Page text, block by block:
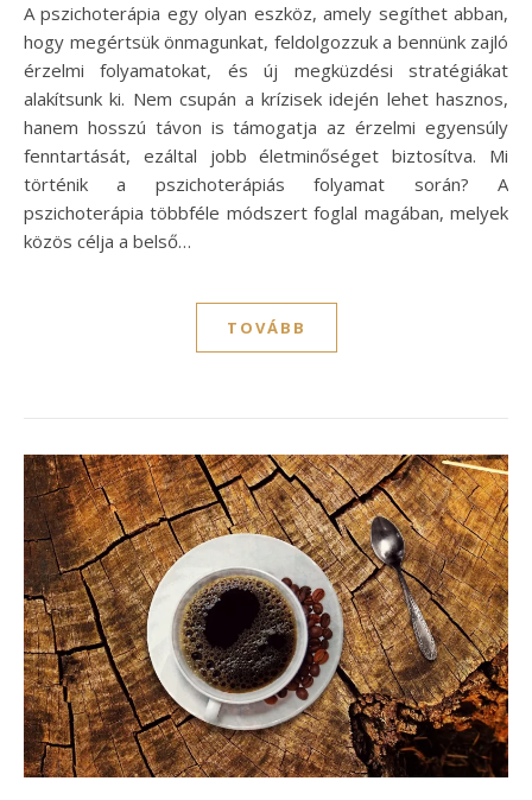
A pszichoterápia egy olyan eszköz, amely segíthet abban,
hogy megértsük önmagunkat, feldolgozzuk a bennünk zajló
érzelmi folyamatokat, és új megküzdési stratégiákat
alakítsunk ki. Nem csupán a krízisek idején lehet hasznos,
hanem hosszú távon is támogatja az érzelmi egyensúly
fenntartását, ezáltal jobb életminőséget biztosítva. Mi
történik a pszichoterápiás folyamat során? A
pszichoterápia többféle módszert foglal magában, melyek
közös célja a belső…
TOVÁBB